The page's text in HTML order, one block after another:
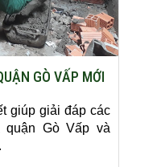
GÒ VẤP MỚI
giúp giải đáp các
Gò Vấp và